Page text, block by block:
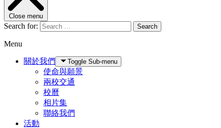
Close menu
Search for: Search
Menu
關於我們 Toggle Sub-menu
使命與願景
兩校交通
校曆
相片集
聯絡我們
活動